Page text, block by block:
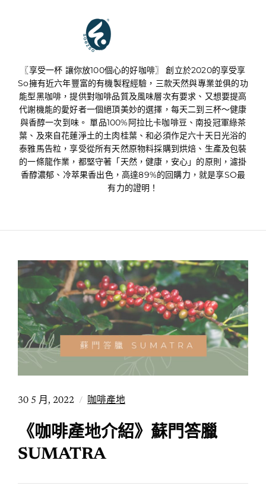
〖享受一杯 讓你放100個心的好咖啡〗 創立於2020的享受享
So擁有近六年豐富的有機製程經驗，三款天然與專業並俱的功
能型黑咖啡，提供對咖啡品質及風味層次有要求、又想要提高
代謝機能的愛好者一個絕頂美妙的選擇，每天二到三杯～健康
與香醇一次到味。 單品100%阿拉比卡咖啡豆、南投冠軍綠茶
葉、及來自花蓮淨土的土肉桂葉、和必須作足六十天日光浴的
泰雅馬告粒，享受從所有天然原物料採購到烘焙、生產及包裝
的一條龍作業，都堅守著「天然，健康，安心」的原則，濾掛
香醇濃郁、冷萃果香出色，高達89%的回購力，就是享SO最
有力的證明！
30 5 月, 2022 咖啡產地
《咖啡產地介紹》蘇門答臘
SUMATRA